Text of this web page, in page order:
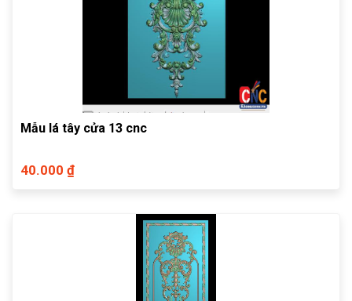
Mẫu lá tây cửa 13 cnc
40.000 ₫